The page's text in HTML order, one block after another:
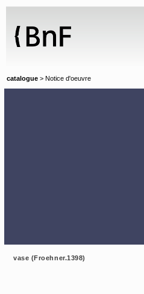
catalogue > Notice d'oeuvre
vase (Froehner.1398)